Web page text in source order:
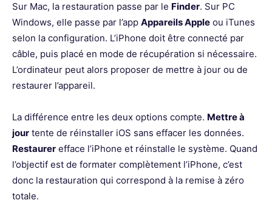
Sur Mac, la restauration passe par le Finder. Sur PC
Windows, elle passe par l’app Appareils Apple ou iTunes
selon la configuration. L’iPhone doit être connecté par
câble, puis placé en mode de récupération si nécessaire.
L’ordinateur peut alors proposer de mettre à jour ou de
restaurer l’appareil.
La différence entre les deux options compte. Mettre à
jour tente de réinstaller iOS sans effacer les données.
Restaurer efface l’iPhone et réinstalle le système. Quand
l’objectif est de formater complètement l’iPhone, c’est
donc la restauration qui correspond à la remise à zéro
totale.